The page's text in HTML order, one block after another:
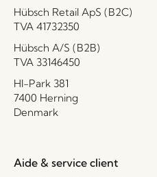
Hübsch Retail ApS (B2C)
TVA 41732350
Hübsch A/S (B2B)
TVA 33146450
HI-Park 381
7400 Herning
Denmark
Aide & service client